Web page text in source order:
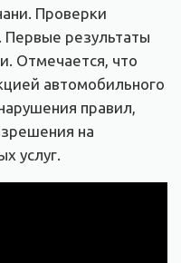
Проверки
Первые результаты
Отмечается, что
автомобильного
правил,
на
услуг.